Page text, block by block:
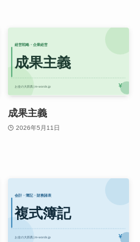
成果主義
2026年5月11日